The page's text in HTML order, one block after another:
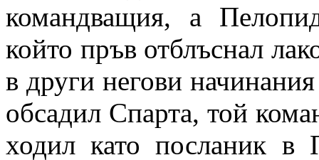
командващия, а
който пръв отблъснал
в други негови
обсадил Спарта, той
ходил като посланик в